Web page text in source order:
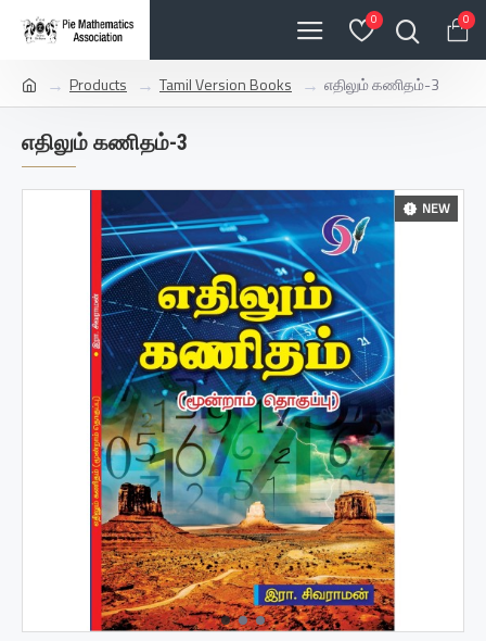
0 0
Products Tamil Version Books எதிலும் கணிதம்-3
எதிலும் கணிதம்-3
NEW